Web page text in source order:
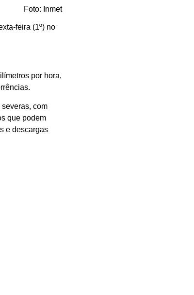
Foto: Inmet
feira (1º) no
por hora,
com
que podem
e descargas